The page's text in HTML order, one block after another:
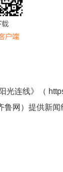
光连线》（
鲁网 ）提供新